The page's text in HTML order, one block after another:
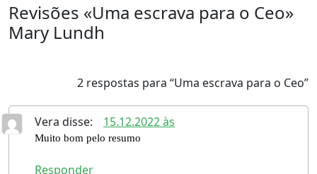
Revisões «Uma escrava para o Ceo»
Mary Lundh
2 respostas para “Uma escrava para o Ceo”
Vera disse: 15.12.2022 às
Muito bom pelo resumo
Responder